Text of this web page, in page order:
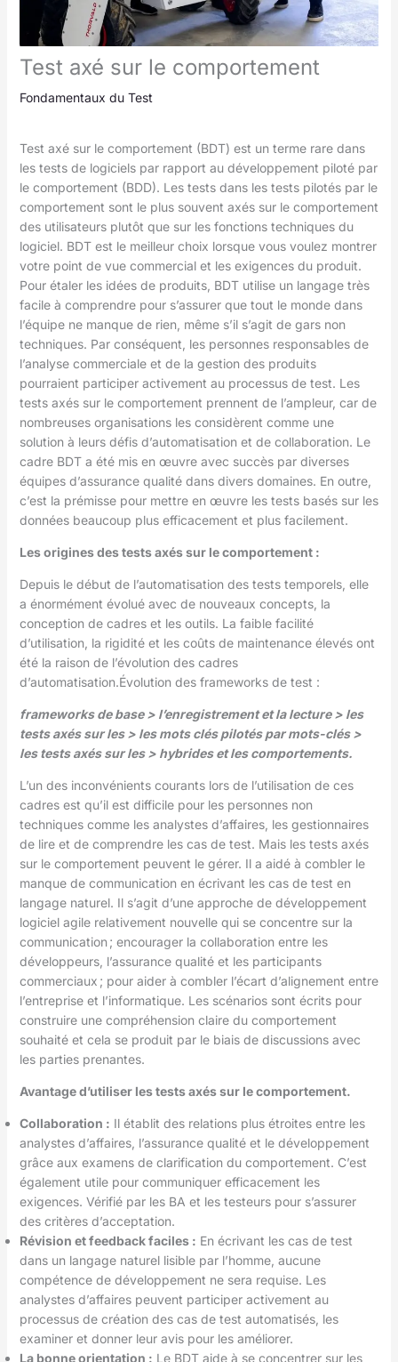
Test axé sur le comportement
Fondamentaux du Test
Test axé sur le comportement (BDT) est un terme rare dans
les tests de logiciels par rapport au développement piloté par
le comportement (BDD). Les tests dans les tests pilotés par le
comportement sont le plus souvent axés sur le comportement
des utilisateurs plutôt que sur les fonctions techniques du
logiciel. BDT est le meilleur choix lorsque vous voulez montrer
votre point de vue commercial et les exigences du produit.
Pour étaler les idées de produits, BDT utilise un langage très
facile à comprendre pour s’assurer que tout le monde dans
l’équipe ne manque de rien, même s’il s’agit de gars non
techniques. Par conséquent, les personnes responsables de
l’analyse commerciale et de la gestion des produits
pourraient participer activement au processus de test. Les
tests axés sur le comportement prennent de l’ampleur, car de
nombreuses organisations les considèrent comme une
solution à leurs défis d’automatisation et de collaboration. Le
cadre BDT a été mis en œuvre avec succès par diverses
équipes d’assurance qualité dans divers domaines. En outre,
c’est la prémisse pour mettre en œuvre les tests basés sur les
données beaucoup plus efficacement et plus facilement.
Les origines des tests axés sur le comportement :
Depuis le début de l’automatisation des tests temporels, elle
a énormément évolué avec de nouveaux concepts, la
conception de cadres et les outils. La faible facilité
d’utilisation, la rigidité et les coûts de maintenance élevés ont
été la raison de l’évolution des cadres
d’automatisation.Évolution des frameworks de test :
frameworks de base > l’enregistrement et la lecture > les
tests axés sur les > les mots clés pilotés par mots-clés >
les tests axés sur les > hybrides et les comportements.
L’un des inconvénients courants lors de l’utilisation de ces
cadres est qu’il est difficile pour les personnes non
techniques comme les analystes d’affaires, les gestionnaires
de lire et de comprendre les cas de test. Mais les tests axés
sur le comportement peuvent le gérer. Il a aidé à combler le
manque de communication en écrivant les cas de test en
langage naturel. Il s’agit d’une approche de développement
logiciel agile relativement nouvelle qui se concentre sur la
communication ; encourager la collaboration entre les
développeurs, l’assurance qualité et les participants
commerciaux ; pour aider à combler l’écart d’alignement entre
l’entreprise et l’informatique. Les scénarios sont écrits pour
construire une compréhension claire du comportement
souhaité et cela se produit par le biais de discussions avec
les parties prenantes.
Avantage d’utiliser les tests axés sur le comportement.
Collaboration : Il établit des relations plus étroites entre les
analystes d’affaires, l’assurance qualité et le développement
grâce aux examens de clarification du comportement. C’est
également utile pour communiquer efficacement les
exigences. Vérifié par les BA et les testeurs pour s’assurer
des critères d’acceptation.
Révision et feedback faciles : En écrivant les cas de test
dans un langage naturel lisible par l’homme, aucune
compétence de développement ne sera requise. Les
analystes d’affaires peuvent participer activement au
processus de création des cas de test automatisés, les
examiner et donner leur avis pour les améliorer.
La bonne orientation : Le BDT aide à se concentrer sur les